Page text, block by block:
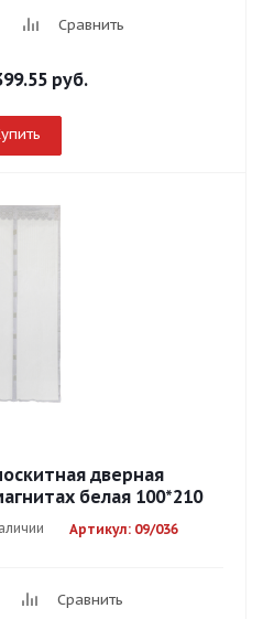
Сравнить
руб.
дверная
белая 100*210
Артикул: 09/036
Сравнить